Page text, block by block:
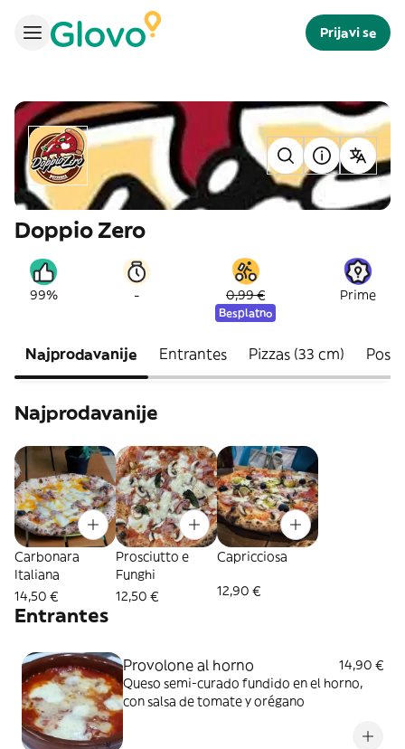
Prijavi se
Doppio Zero
99% - 0,99 €
Besplatno
Prime
Najprodavanije Entrantes Pizzas (33 cm)
Najprodavanije
Carbonara
Italiana
14,50 €
Prosciutto e
Funghi
12,50 €
Capricciosa
12,90 €
Entrantes
Provolone al horno
14,90 €
Queso semi-curado fundido en el horno,
con salsa de tomate y orégano